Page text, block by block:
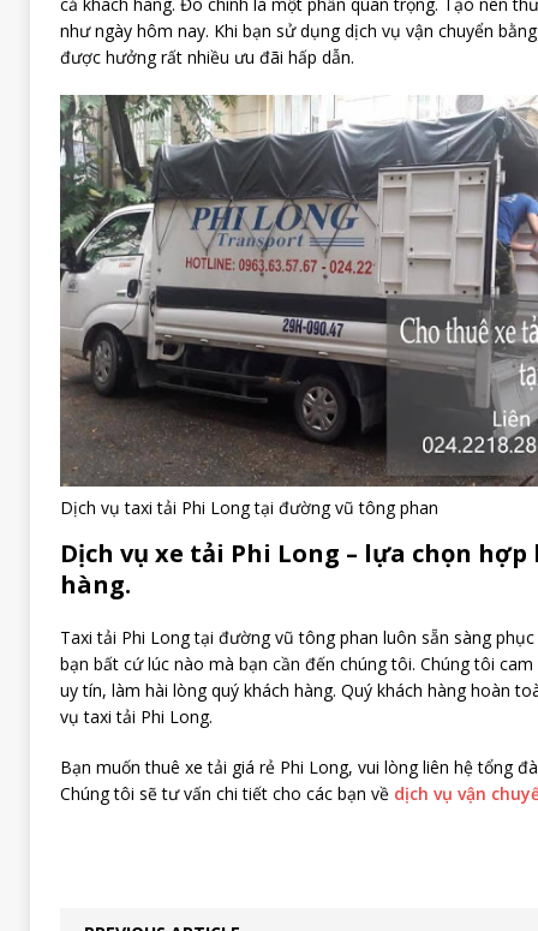
như ngày hôm nay. Khi bạn sử dụng dịch vụ vận chuyển
được hưởng rất nhiều ưu đãi hấp dẫn.
Dịch vụ taxi tải Phi Long tại đường vũ tông phan
Dịch vụ xe tải Phi Long – lựa chọn
hàng.
Taxi tải Phi Long tại đường vũ tông phan luôn sẵn sàng
bạn bất cứ lúc nào mà bạn cần đến chúng tôi. Chúng tôi
uy tín, làm hài lòng quý khách hàng. Quý khách hàng hoàn
vụ taxi tải Phi Long.
Bạn muốn thuê xe tải giá rẻ Phi Long, vui lòng liên hệ tổng
Chúng tôi sẽ tư vấn chi tiết cho các bạn về dịch vụ vận